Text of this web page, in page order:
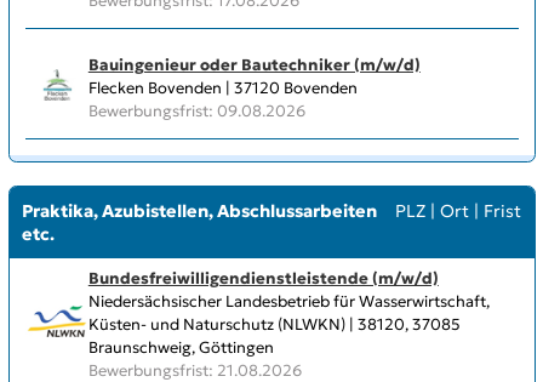
Bauingenieur oder Bautechniker (m/w/d)
Flecken Bovenden | 37120 Bovenden
Bewerbungsfrist: 09.08.2026
Praktika, Azubistellen, Abschlussarbeiten
etc.
PLZ |Ort | Frist
Bundesfreiwilligendienstleistende (m/w/d)
Niedersächsischer Landesbetrieb für Wasserwirtschaft,
Küsten- und Naturschutz (NLWKN) | 38120, 37085
Braunschweig, Göttingen
Bewerbungsfrist: 21.08.2026